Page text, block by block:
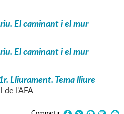
El caminant i el mur
El caminant i el mur
1r. Lliurament. Tema lliure
de l'AFA